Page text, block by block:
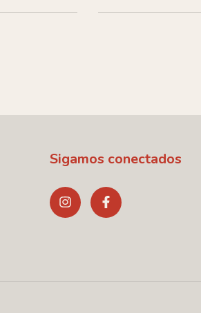
Sigamos conectados